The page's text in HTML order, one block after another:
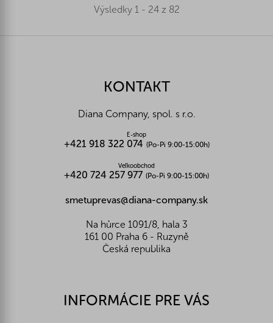
Výsledky 1 - 24 z 82
KONTAKT
Diana Company, spol. s r.o.
E-shop
+421 918 322 074 (Po-Pi 9:00-15:00h)
Veľkoobchod
+420 724 257 977 (Po-Pi 9:00-15:00h)
smetuprevas@diana-company.sk
Na hůrce 1091/8, hala 3
161 00 Praha 6 - Ruzyně
Česká republika
INFORMÁCIE PRE VÁS